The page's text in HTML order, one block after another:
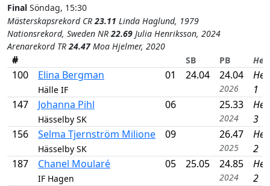
Final Söndag, 15:30
Mästerskapsrekord CR23.11 Linda Haglund, 1979
Nationsrekord, Sweden NR22.69 Julia Henriksson, 2024
Arenarekord TR24.47Moa Hjelmer, 2020
# SB PB
100 Elina Bergman
Hälle IF
01 24.04 24.04
2026
1
147
Johanna Pihl
Hässelby SK
06 25.33
2024
3
156
Selma Tjernström Milione
Hässelby SK
09 26.47
2025
2
187
Chanel Moularé
IF Hagen
05 25.05 24.85
2024
2